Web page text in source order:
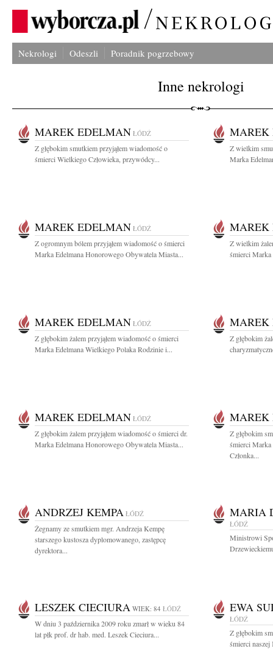
Nekrologi Odeszli Poradnik pogrzebowy
Inne nekrologi
MAREK EDELMAN ŁÓDŹ
Z głębokim smutkiem przyjąłem wiadomość o
śmierci Wielkiego Człowieka, przywódcy...
MAREK
Z wielkim
Marka
MAREK EDELMAN ŁÓDŹ
Z ogromnym bólem przyjąłem wiadomość o śmierci
Marka Edelmana Honorowego Obywatela Miasta...
MAREK
Z wielkim
śmierci Marka
MAREK EDELMAN ŁÓDŹ
Z głębokim żalem przyjąłem wiadomość o śmierci
Marka Edelmana Wielkiego Polaka Rodzinie i...
MAREK
Z głębokim
MAREK EDELMAN ŁÓDŹ
Z głębokim żalem przyjąłem wiadomość o śmierci dr.
Marka Edelmana Honorowego Obywatela Miasta...
MAREK
Z głębokim
śmierci Marka
Członka...
ANDRZEJ KEMPA ŁÓDŹ
Żegnamy ze smutkiem mgr. Andrzeja Kempę
starszego kustosza dyplomowanego, zastępcę
dyrektora...
MARIA
ŁÓDŹ
Ministrowi
LESZEK CIECIURA WIEK: 84 ŁÓDŹ
W dniu 3 października 2009 roku zmarł w wieku 84
lat płk prof. dr hab. med. Leszek Cieciura...
EWA
ŁÓDŹ
Z głębokim
śmierci